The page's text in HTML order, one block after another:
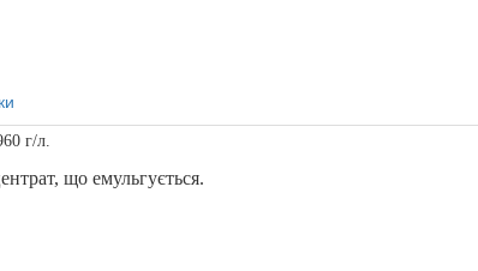
г/л
що емульгується.